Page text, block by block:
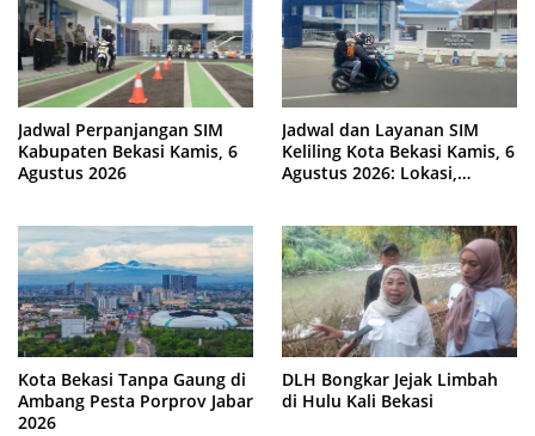
Jadwal Perpanjangan SIM
Kabupaten Bekasi Kamis, 6
Agustus 2026
Jadwal dan Layanan SIM
Keliling Kota Bekasi Kamis, 6
Agustus 2026: Lokasi,
Kota Bekasi Tanpa Gaung di
Ambang Pesta Porprov Jabar
2026
DLH Bongkar Jejak Limbah
di Hulu Kali Bekasi